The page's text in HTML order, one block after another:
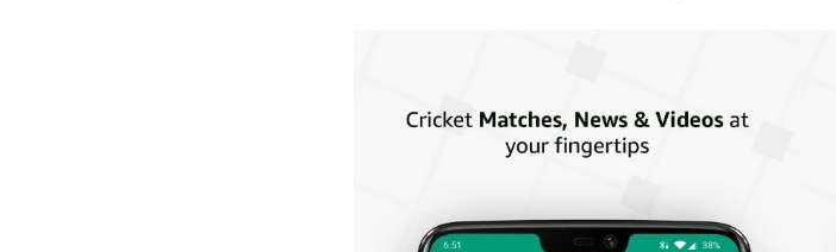
Como Baixar e Instalar o Cricbuzz MOD Apk no
As Pessoas Também Perguntam (FAQs)